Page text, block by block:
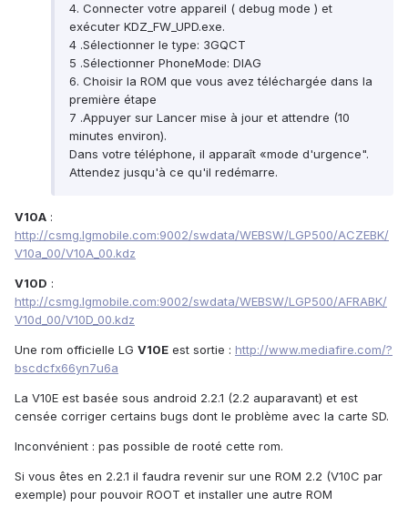
4. Connecter votre appareil ( debug mode ) et
exécuter KDZ_FW_UPD.exe.
4 .Sélectionner le type: 3GQCT
5 .Sélectionner PhoneMode: DIAG
6. Choisir la ROM que vous avez téléchargée dans la
première étape
7 .Appuyer sur Lancer mise à jour et attendre (10
minutes environ).
Dans votre téléphone, il apparaît «mode d'urgence".
Attendez jusqu'à ce qu'il redémarre.
V10A :
http://csmg.lgmobile.com:9002/swdata/WEBSW/LGP500/ACZEBK/
V10a_00/V10A_00.kdz
V10D :
http://csmg.lgmobile.com:9002/swdata/WEBSW/LGP500/AFRABK/
V10d_00/V10D_00.kdz
Une rom officielle LG V10E est sortie : http://www.mediafire.com/?
bscdcfx66yn7u6a
La V10E est basée sous android 2.2.1 (2.2 auparavant) et est
censée corriger certains bugs dont le problème avec la carte SD.
Inconvénient : pas possible de rooté cette rom.
Si vous êtes en 2.2.1 il faudra revenir sur une ROM 2.2 (V10C par
exemple) pour pouvoir ROOT et installer une autre ROM